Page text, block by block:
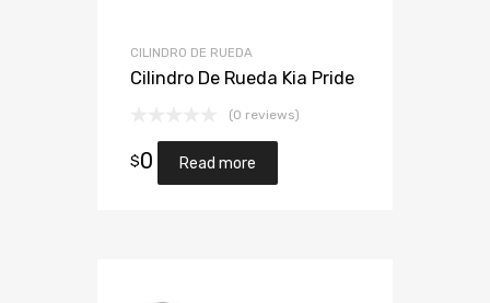
CILINDRO DE RUEDA
Cilindro De Rueda Kia Pride
(0 reviews)
$0 Read more